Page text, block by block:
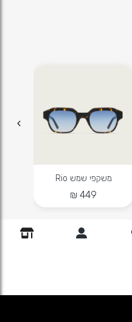
משקפי שמש Rio